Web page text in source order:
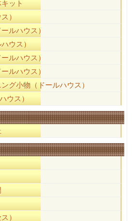
ット
）
ルハウス）
ウス）
ルハウス）
ルハウス）
グ小物（ドールハウス）
ウス）
）